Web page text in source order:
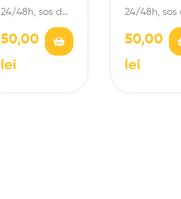
MATURATĂ
24/48h, sos de
Marzano,
mozzarella de
bivoliță D.O.P,
50,00
lei
24/48h, sos
Marzano,
mozzarella
bivoliță D.O.P,
50,00
lei